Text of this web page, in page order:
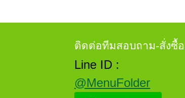
ติดต่อทีมสอบถาม-สั่งซื้อ
Line ID :
@MenuFolder